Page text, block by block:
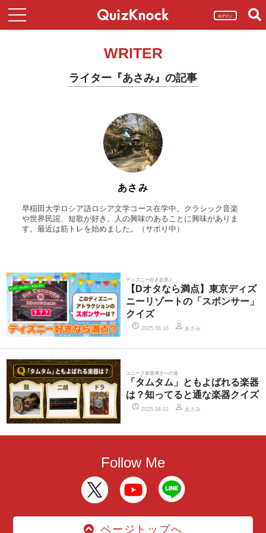
ログイン
WRITER
ライター『あさみ』の記事
あさみ
早稲田大学ロシア語ロシア文学コース在学中。クラシック音楽
や世界民謡、短歌が好き。人の興味のあることに興味がありま
す。最近は筋トレを始めました。（サボり中）
ディズニー好き必見！
【Dオタなら満点】東京ディズ
ニーリゾートの「スポンサー」
クイズ
2025.08.16 あさみ
ユニーク楽器博士への道
「タムタム」ともよばれる楽器
は？知ってると通な楽器クイズ
2025.04.02 あさみ
Follow Me
ページトップへ